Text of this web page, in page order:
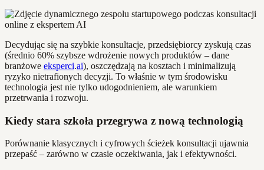
Decydując się na szybkie konsultacje, przedsiębiorcy zyskują czas
(średnio 60% szybsze wdrożenie nowych produktów – dane
branżowe eksperci.ai), oszczędzają na kosztach i minimalizują
ryzyko nietrafionych decyzji. To właśnie w tym środowisku
technologia jest nie tylko udogodnieniem, ale warunkiem
przetrwania i rozwoju.
Kiedy stara szkoła przegrywa z nową technologią
Porównanie klasycznych i cyfrowych ścieżek konsultacji ujawnia
przepaść – zarówno w czasie oczekiwania, jak i efektywności.